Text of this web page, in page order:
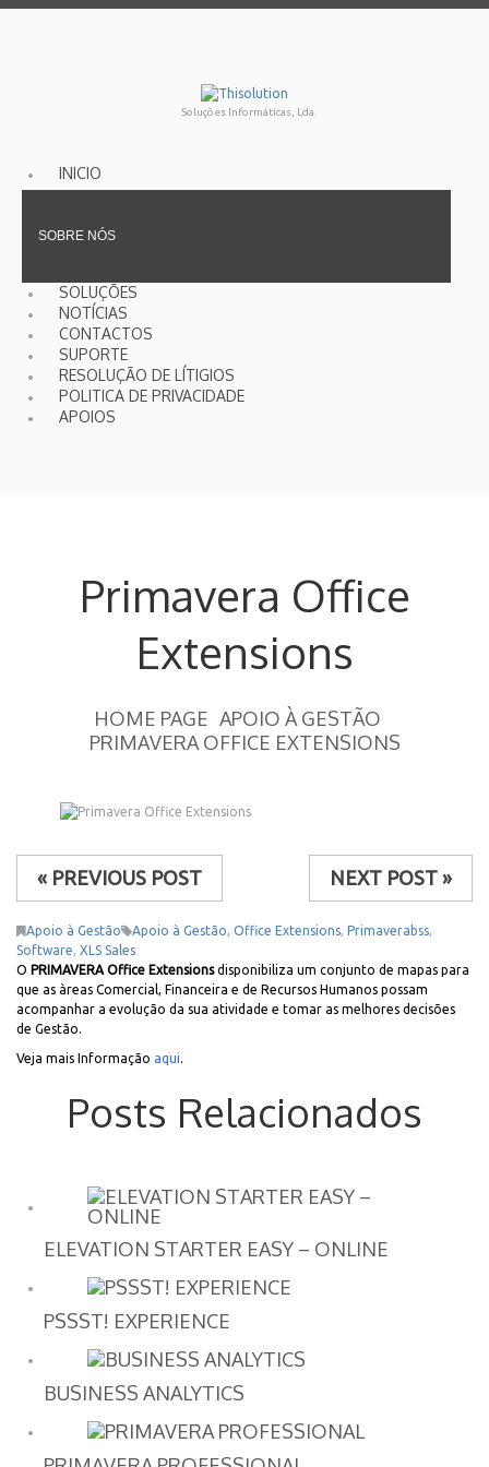
Soluções Informáticas, Lda.
INICIO
SOBRE NÓS
SOLUÇÕES
NOTÍCIAS
CONTACTOS
SUPORTE
RESOLUÇÃO DE LÍTIGIOS
POLITICA DE PRIVACIDADE
APOIOS
Primavera Office
Extensions
HOME PAGE APOIO À GESTÃO
PRIMAVERA OFFICE EXTENSIONS
« PREVIOUS POST NEXT POST »
Apoio à Gestão Apoio à Gestão, Office Extensions, Primaverabss,
Software, XLS Sales
O PRIMAVERA Office Extensionsdisponibiliza um conjunto de mapas para
que as àreas Comercial, Financeira e de Recursos Humanos possam
acompanhar a evolução da sua atividade e tomar as melhores decisões
de Gestão.
Veja mais Informação aqui.
Posts Relacionados
ELEVATION STARTER EASY – ONLINE
PSSST! EXPERIENCE
BUSINESS ANALYTICS